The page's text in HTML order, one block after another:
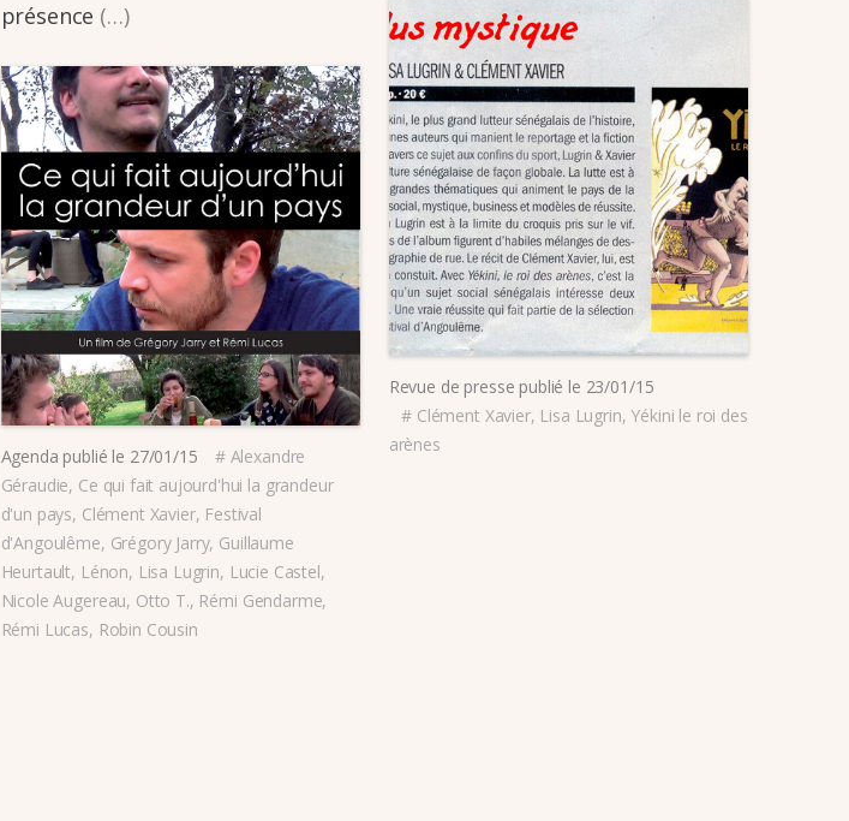
présence (…)
Agenda publié le 27/01/15 # Alexandre
Géraudie, Ce qui fait aujourd'hui la grandeur
d'un pays, Clément Xavier, Festival
d'Angoulême, Grégory Jarry, Guillaume
Heurtault, Lénon, Lisa Lugrin, Lucie Castel,
Nicole Augereau, Otto T., Rémi Gendarme,
Rémi Lucas, Robin Cousin
Revue de presse publié le 23/01/15
# Clément Xavier, Lisa Lugrin, Yékini le roi des
arènes